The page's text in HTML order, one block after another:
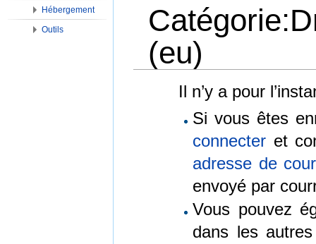
(eu)
Il n’y a pour
Si vous êtes
connecter et
adresse de
envoyé par
Vous pouvez
dans les
Hébergement
Outils